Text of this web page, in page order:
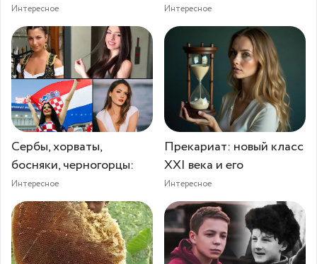
Интересное Интересное
Сербы, хорваты,
босняки, черногорцы:
Интересное
Прекариат: новый класс
XXI века и его
Интересное